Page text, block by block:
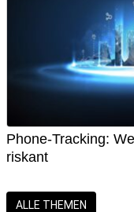
Phone-Tracking:
riskant
ALLE THEMEN